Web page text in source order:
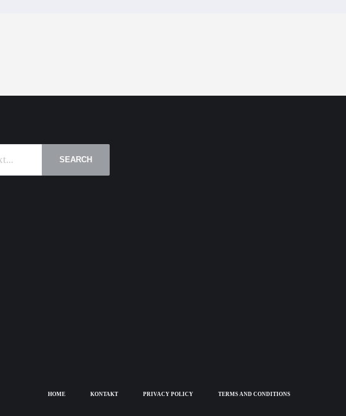
SEARCH
HOME KONTAKT PRIVACY POLICY TERMS AND CONDITIONS